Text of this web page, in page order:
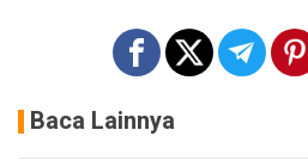
Baca Lainnya